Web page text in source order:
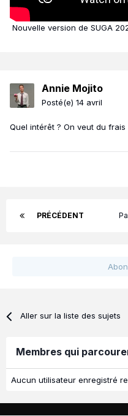
Nouvelle version de SUGA
Annie Mojito
Posté(e) 14 avril
Quel intérêt ? On veut du frais
PRÉCÉDENT
Aller sur la liste des sujets
Membres qui
Aucun utilisateur enregistré